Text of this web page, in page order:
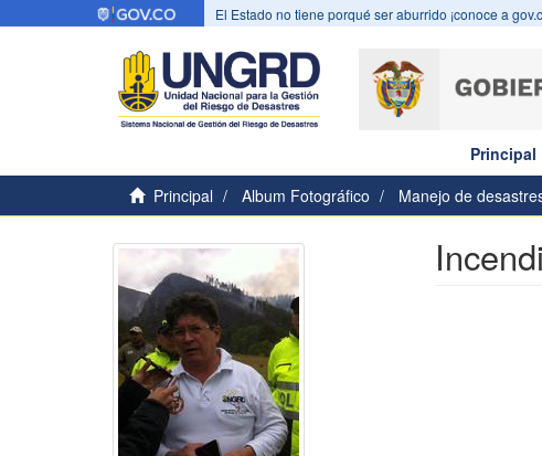
El Estado no tiene porqué ser aburrido ¡conoce a
Principal
Principal
Album Fotográfico Manejo de